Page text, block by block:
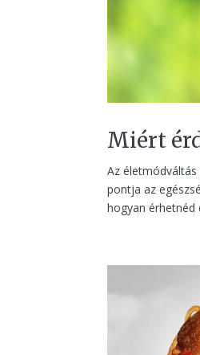
Miért
Az életmódváltás
pontja az
hogyan érhetnéd